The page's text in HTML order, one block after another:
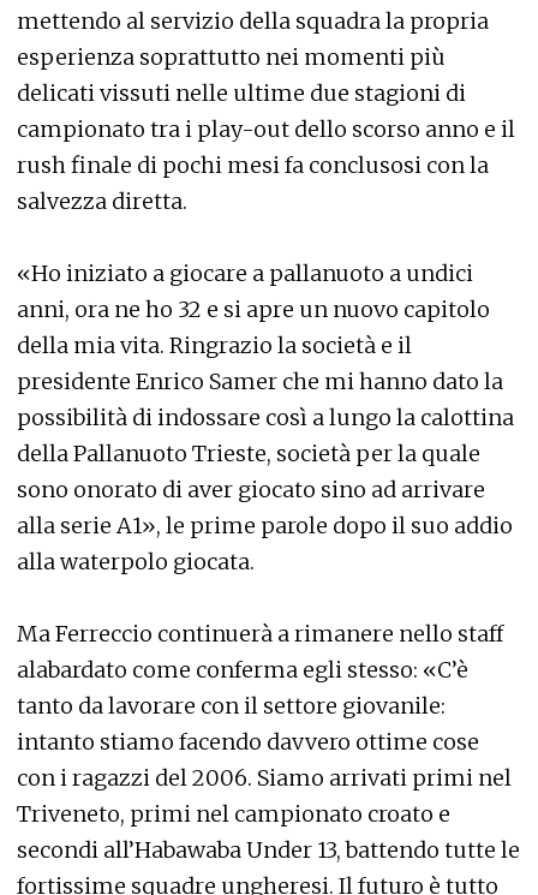
mettendo al servizio della squadra la propria
esperienza soprattutto nei momenti più
delicati vissuti nelle ultime due stagioni di
campionato tra i play-out dello scorso anno e il
rush finale di pochi mesi fa conclusosi con la
salvezza diretta.
«Ho iniziato a giocare a pallanuoto a undici
anni, ora ne ho 32 e si apre un nuovo capitolo
della mia vita. Ringrazio la società e il
presidente Enrico Samer che mi hanno dato la
possibilità di indossare così a lungo la calottina
della Pallanuoto Trieste, società per la quale
sono onorato di aver giocato sino ad arrivare
alla serie A1», le prime parole dopo il suo addio
alla waterpolo giocata.
Ma Ferreccio continuerà a rimanere nello staff
alabardato come conferma egli stesso: «C’è
tanto da lavorare con il settore giovanile:
intanto stiamo facendo davvero ottime cose
con i ragazzi del 2006. Siamo arrivati primi nel
Triveneto, primi nel campionato croato e
secondi all’Habawaba Under 13, battendo tutte le
fortissime squadre ungheresi. Il futuro è tutto